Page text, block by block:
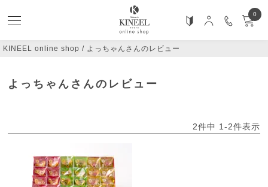
0
KINEEL online shop よっちゃんさんのレビュー
よっちゃんさんのレビュー
2件中 1 -2件表示